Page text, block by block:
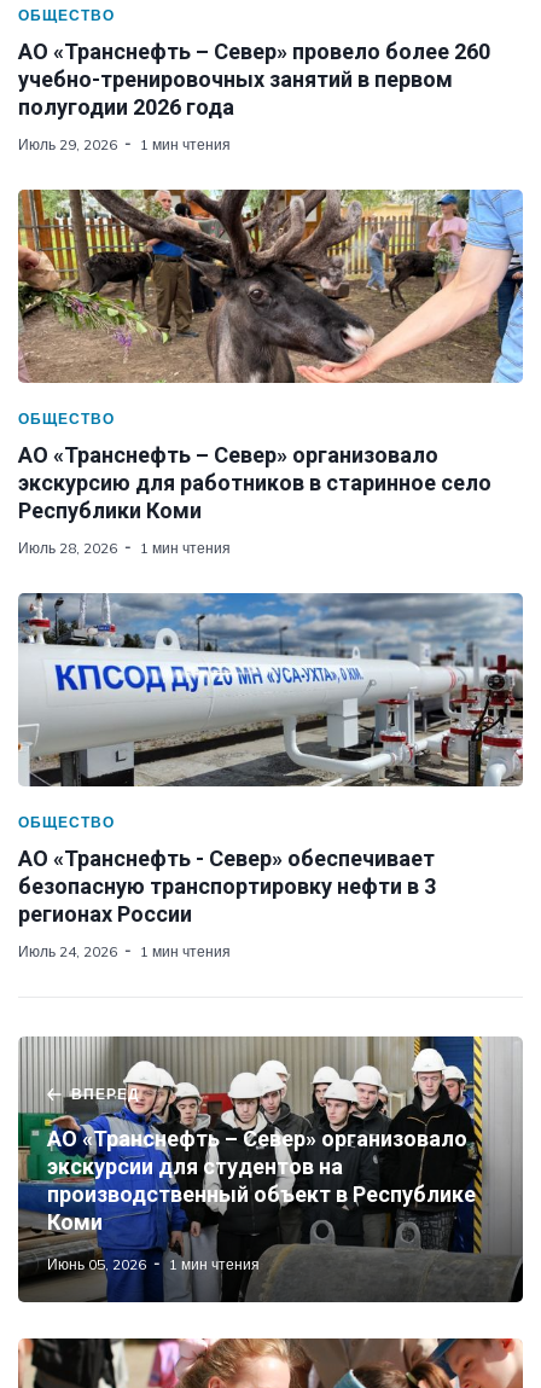
ОБЩЕСТВО
АО «Транснефть – Север» провело более 260
учебно-тренировочных занятий в первом
полугодии 2026 года
Июль 29, 2026 1 мин чтения
ОБЩЕСТВО
АО «Транснефть – Север» организовало
экскурсию для работников в старинное село
Республики Коми
Июль 28, 2026 1 мин чтения
ОБЩЕСТВО
АО «Транснефть - Север» обеспечивает
безопасную транспортировку нефти в 3
регионах России
Июль 24, 2026 1 мин чтения
ВПЕРЕД
АО «Транснефть – Север» организовало
экскурсии для студентов на
производственный объект в Республике
Коми
Июнь 05, 2026 1 мин чтения